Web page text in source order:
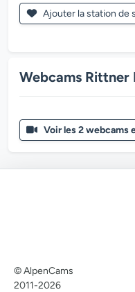
Ajouter la station de
Webcams Rittner
Voir les 2 webcams
© AlpenCams
2011-2026